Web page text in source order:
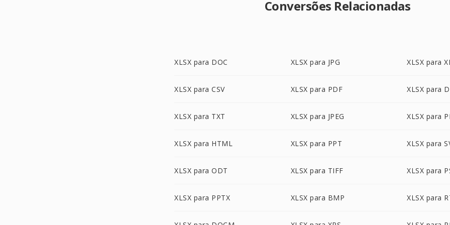
Conversões Relacionadas
XLSX para DOC XLSX para JPG XLSX para
XLSX para CSV XLSX para PDF XLSX para
XLSX para TXT XLSX para JPEG XLSX para
XLSX para HTML XLSX para PPT XLSX para
XLSX para ODT XLSX para TIFF XLSX para
XLSX para PPTX XLSX para BMP XLSX para